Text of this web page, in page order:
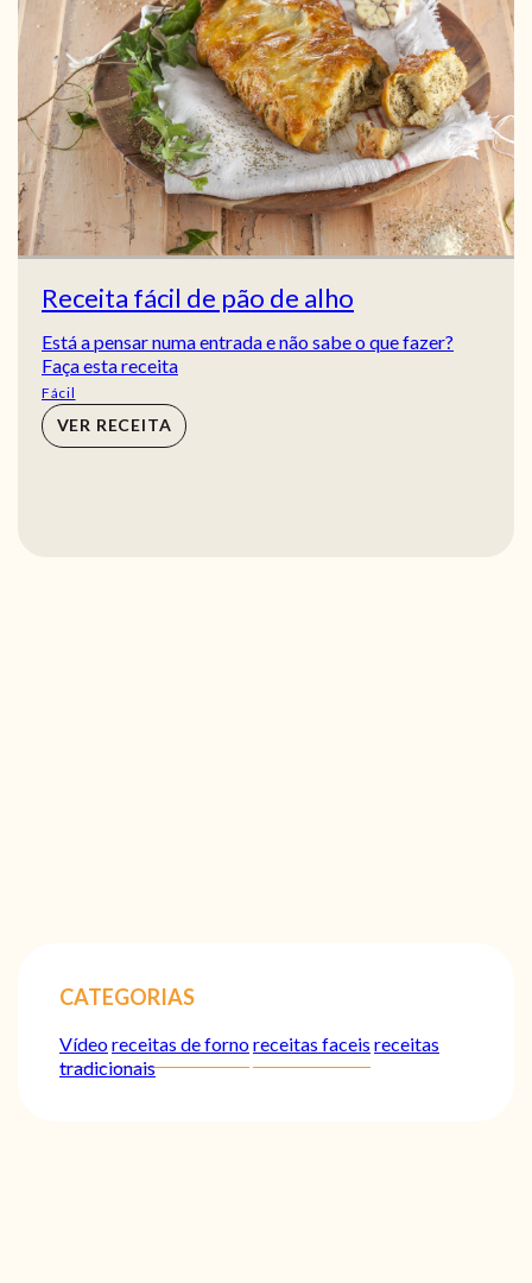
Receita fácil de pão de alho
Está a pensar numa entrada e não sabe o que fazer?
Faça esta receita
Fácil
VER RECEITA
CATEGORIAS
Vídeoreceitas de fornoreceitas faceis receitas
tradicionais